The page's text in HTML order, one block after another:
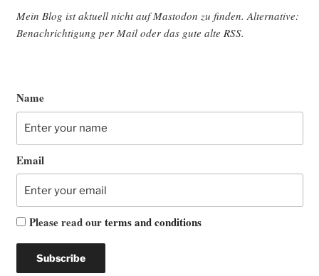
Mein Blog ist aktu­ell nicht auf Mast­o­don zu fin­den. Alter­na­ti­ve:
Benach­rich­ti­gung per Mail oder das gute alte RSS.
Name
Email
Please read ourterms and conditions